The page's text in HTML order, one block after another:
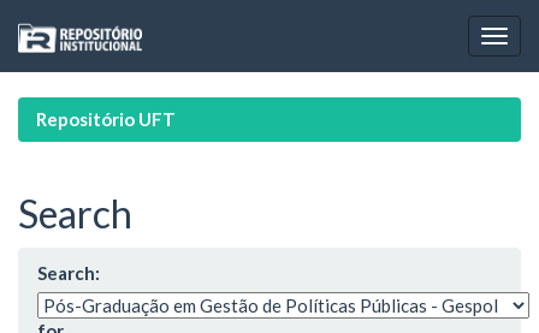
navigation
Repositório UFT
Search
Search: